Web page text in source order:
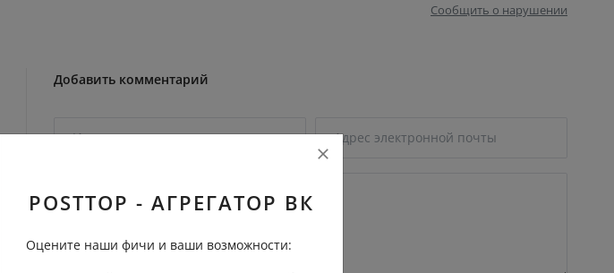
Сообщить о нарушении
Добавить комментарий
POSTTOP - АГРЕГАТОР ВК
Оцените наши фичи и ваши возможности: